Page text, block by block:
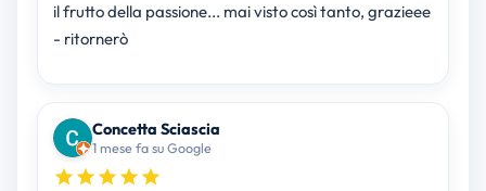
il frutto della passione... mai visto così tanto, grazieee
- ritornerò
Concetta Sciascia
1 mese fa su Google